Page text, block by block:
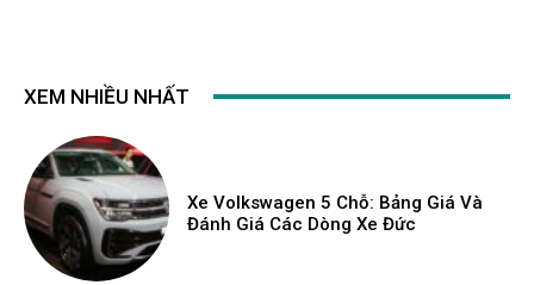
XEM NHIỀU NHẤT
Xe Volkswagen 5 Chỗ: Bảng Giá Và
Đánh Giá Các Dòng Xe Đức